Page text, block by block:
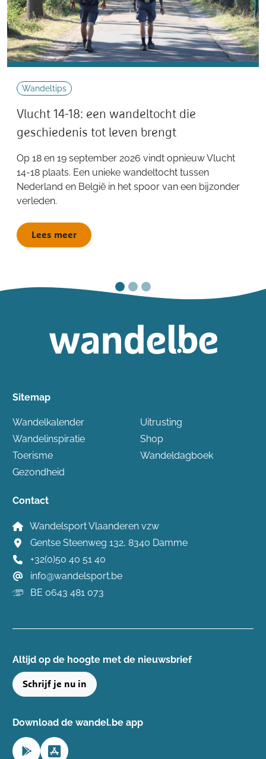
Wandeltips
Vlucht 14-18: een wandeltocht die
geschiedenis tot leven brengt
Op 18 en 19 september 2026 vindt opnieuw Vlucht
14-18 plaats. Een unieke wandeltocht tussen
Nederland en België in het spoor van een bijzonder
verleden.
Lees meer
Sitemap
Wandelkalender
Wandelinspiratie
Toerisme
Gezondheid
Uitrusting
Shop
Wandeldagboek
Contact
Wandelsport Vlaanderen vzw
Gentse Steenweg 132, 8340 Damme
+32(0)50 40 51 40
info@wandelsport.be
BE 0643 481 073
Altijd op de hoogte ​met de nieuwsbrief
Schrijf je nu in
Download de wandel.be app